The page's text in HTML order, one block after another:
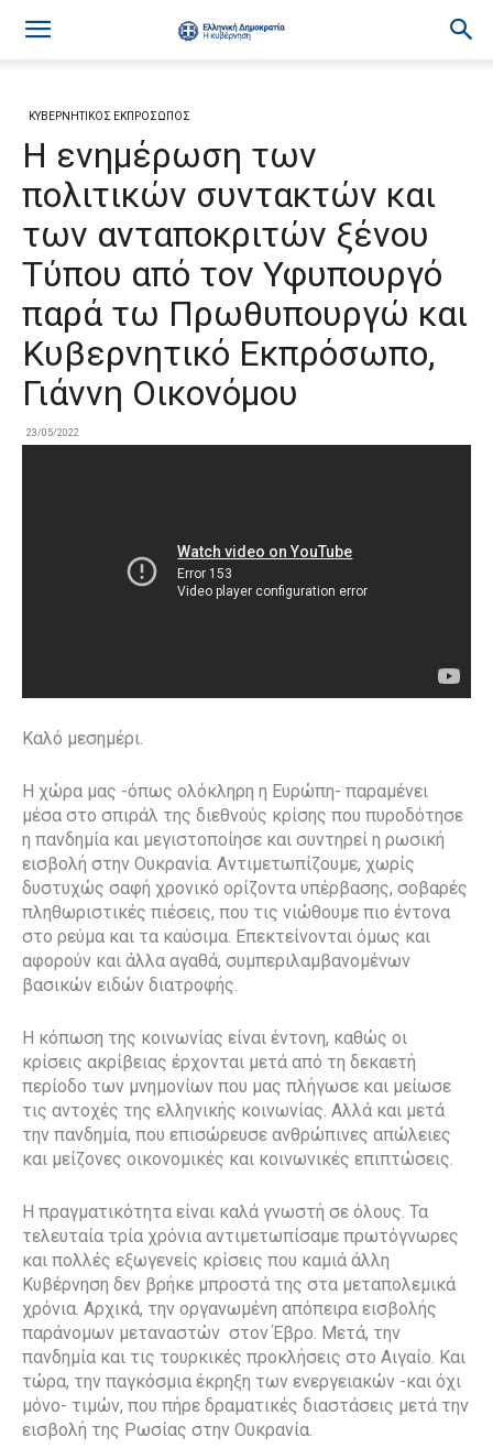
ΚΥΒΕΡΝΗΤΙΚΟΣ ΕΚΠΡΟΣΩΠΟΣ
Η ενημέρωση των
πολιτικών συντακτών και
των ανταποκριτών ξένου
Τύπου από τον Υφυπουργό
παρά τω Πρωθυπουργώ και
Κυβερνητικό Εκπρόσωπο,
Γιάννη Οικονόμου
23/05/2022
Καλό μεσημέρι.
Η χώρα μας -όπως ολόκληρη η Ευρώπη- παραμένει
μέσα στο σπιράλ της διεθνούς κρίσης που πυροδότησε
η πανδημία και μεγιστοποίησε και συντηρεί η ρωσική
εισβολή στην Ουκρανία. Αντιμετωπίζουμε, χωρίς
δυστυχώς σαφή χρονικό ορίζοντα υπέρβασης, σοβαρές
πληθωριστικές πιέσεις, που τις νιώθουμε πιο έντονα
στο ρεύμα και τα καύσιμα. Επεκτείνονται όμως και
αφορούν και άλλα αγαθά, συμπεριλαμβανομένων
βασικών ειδών διατροφής.
Η κόπωση της κοινωνίας είναι έντονη, καθώς οι
κρίσεις ακρίβειας έρχονται μετά από τη δεκαετή
περίοδο των μνημονίων που μας πλήγωσε και μείωσε
τις αντοχές της ελληνικής κοινωνίας. Αλλά και μετά
την πανδημία, που επισώρευσε ανθρώπινες απώλειες
και μείζονες οικονομικές και κοινωνικές επιπτώσεις.
Η πραγματικότητα είναι καλά γνωστή σε όλους. Τα
τελευταία τρία χρόνια αντιμετωπίσαμε πρωτόγνωρες
και πολλές εξωγενείς κρίσεις που καμιά άλλη
Κυβέρνηση δεν βρήκε μπροστά της στα μεταπολεμικά
χρόνια. Αρχικά, την οργανωμένη απόπειρα εισβολής
παράνομων μεταναστών στον Έβρο. Μετά, την
πανδημία και τις τουρκικές προκλήσεις στο Αιγαίο. Και
τώρα, την παγκόσμια έκρηξη των ενεργειακών -και όχι
μόνο- τιμών, που πήρε δραματικές διαστάσεις μετά την
εισβολή της Ρωσίας στην Ουκρανία.